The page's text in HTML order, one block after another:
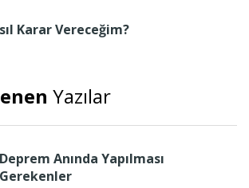
Karar Vereceğim?
Yazılar
Deprem Anında Yapılması
Gerekenler